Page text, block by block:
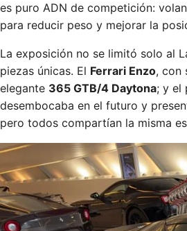
es puro ADN de competición:
para reducir peso y mejorar la
La exposición no se limitó solo al
piezas únicas. El Ferrari Enzo, con
elegante 365 GTB/4 Daytona; y el
desembocaba en el futuro y
pero todos compartían la misma